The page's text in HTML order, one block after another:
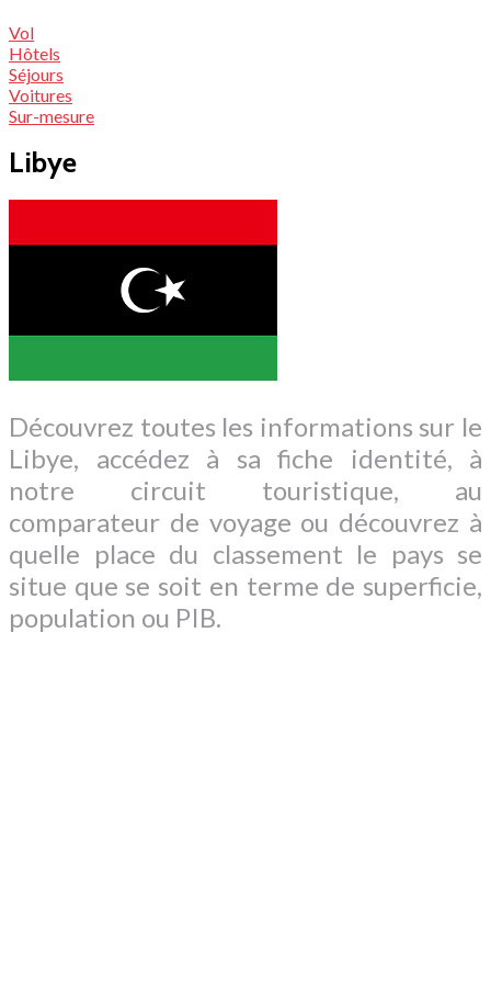
Vol
Hôtels
Séjours
Voitures
Sur-mesure
Libye
Découvrez toutes les informations sur le
Libye, accédez à sa fiche identité, à
notre circuit touristique, au
comparateur de voyage ou découvrez à
quelle place du classement le pays se
situe que se soit en terme de superficie,
population ou PIB.